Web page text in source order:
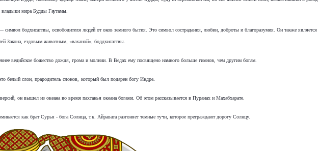
владыки мира Будды Гаутамы.
cимвол бодхисаттвы, освободителя людей от оков земного бытия. Это символ сострадания, любви, доброты и благоразумия. Он также является
Закона, ездовым животным, «ваханой», боддхисаттвы.
ведийское божество дождя, грома и молнии. В Ведах ему посвящено намного больше гимнов, чем другим богам.
белый слон прародитель слонов, который был подарен богу Индре.
он вышел из океана во время пахтанья океана богами. Об этом рассказывается в Пуранах и Махабхарате
как брат Сурья - бога Солнца, т.к. Айравата разгоняет темные тучи, которое преграждают дорогу Солнцу.